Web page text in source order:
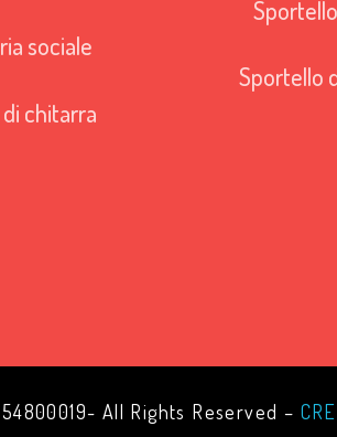
sociale
chitarra
Sportello
All Rights Reserved –